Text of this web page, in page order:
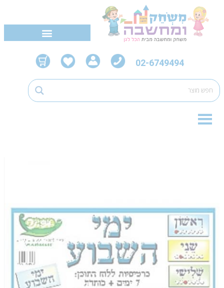
02-6749494